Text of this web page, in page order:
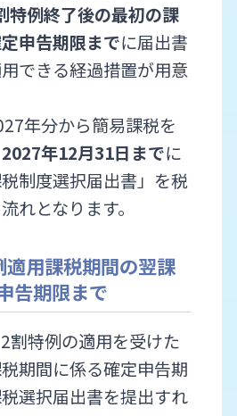
特例終了後の最初の課
申告期限までに届出書
できる経過措置が用意
年分から簡易課税を
2027年12月31日までに
税制度選択届出書」を税
れとなります。
用課税期間の翌課
告期限まで
割特例の適用を受けた
期間に係る確定申告期
選択届出書を提出すれ